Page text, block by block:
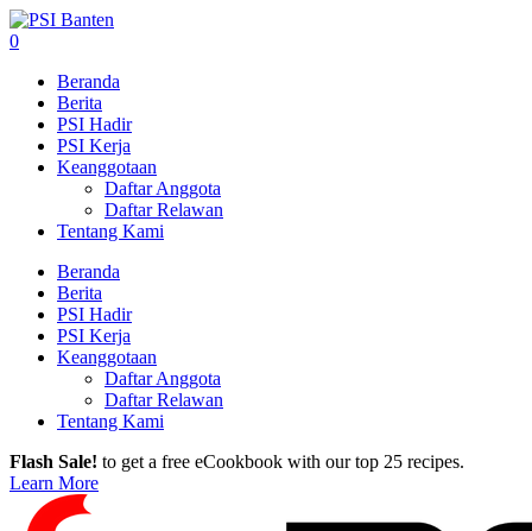
0
Beranda
Berita
PSI Hadir
PSI Kerja
Keanggotaan
Daftar Anggota
Daftar Relawan
Tentang Kami
Beranda
Berita
PSI Hadir
PSI Kerja
Keanggotaan
Daftar Anggota
Daftar Relawan
Tentang Kami
Flash Sale! to get a free eCookbook with our top 25 recipes.
Learn More